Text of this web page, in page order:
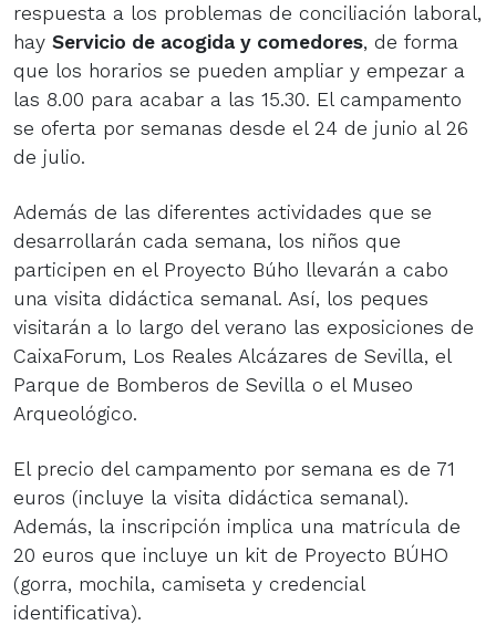
respuesta a los problemas de conciliación laboral,
hay Servicio de acogida y comedores, de forma
que los horarios se pueden ampliar y empezar a
las 8.00 para acabar a las 15.30. El campamento
se oferta por semanas desde el 24 de junio al 26
de julio.
Además de las diferentes actividades que se
desarrollarán cada semana, los niños que
participen en el Proyecto Búho llevarán a cabo
una visita didáctica semanal. Así, los peques
visitarán a lo largo del verano las exposiciones de
CaixaForum, Los Reales Alcázares de Sevilla, el
Parque de Bomberos de Sevilla o el Museo
Arqueológico.
El precio del campamento por semana es de 71
euros (incluye la visita didáctica semanal).
Además, la inscripción implica una matrícula de
20 euros que incluye un kit de Proyecto BÚHO
(gorra, mochila, camiseta y credencial
identificativa).